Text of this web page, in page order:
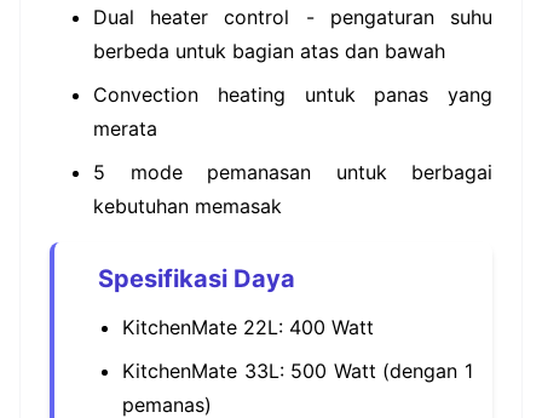
Dual heater control - pengaturan suhu
berbeda untuk bagian atas dan bawah
Convection heating untuk panas yang
merata
5 mode pemanasan untuk berbagai
kebutuhan memasak
Spesifikasi Daya
KitchenMate 22L: 400 Watt
KitchenMate 33L: 500 Watt (dengan 1
pemanas)